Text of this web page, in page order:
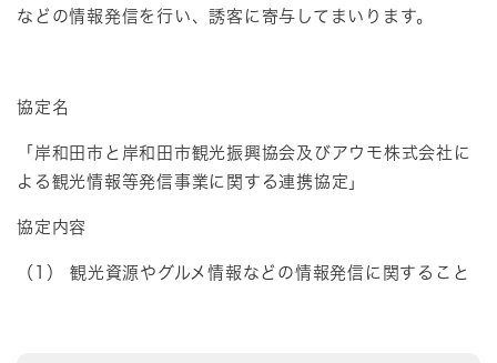
などの情報発信を行い、誘客に寄与してまいります。
協定名
「岸和田市と岸和田市観光振興協会及びアウモ株式会社に
よる観光情報等発信事業に関する連携協定」
協定内容
（1） 観光資源やグルメ情報などの情報発信に関すること